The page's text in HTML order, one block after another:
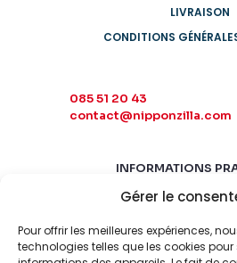
Gérer le
Pour offrir les meilleures expériences,
technologies telles que les cookies
LIVRAISON
CONDITIONS
085 51 20 43
contact@nipponzilla.com
INFORMATIONS
MARDI-
LUNDI-